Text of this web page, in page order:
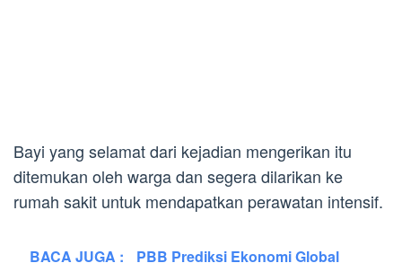
Bayi yang selamat dari kejadian mengerikan itu
ditemukan oleh warga dan segera dilarikan ke
rumah sakit untuk mendapatkan perawatan intensif.
BACA JUGA : PBB Prediksi Ekonomi Global